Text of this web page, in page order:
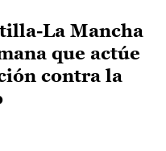
La Mancha
que actúe
contra la